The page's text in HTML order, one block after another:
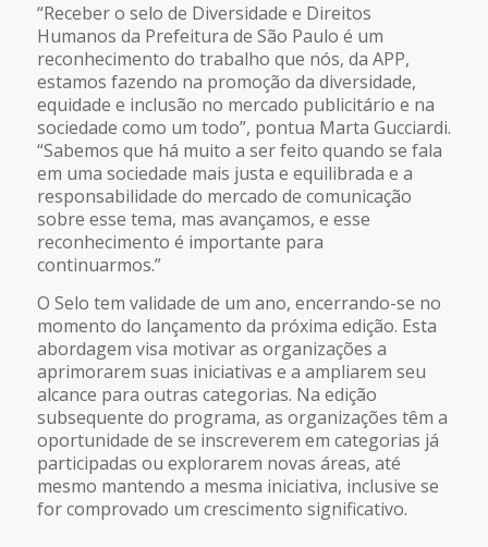
“Receber o selo de Diversidade e Direitos
Humanos da Prefeitura de São Paulo é um
reconhecimento do trabalho que nós, da APP,
estamos fazendo na promoção da diversidade,
equidade e inclusão no mercado publicitário e na
sociedade como um todo”, pontua Marta Gucciardi.
“Sabemos que há muito a ser feito quando se fala
em uma sociedade mais justa e equilibrada e a
responsabilidade do mercado de comunicação
sobre esse tema, mas avançamos, e esse
reconhecimento é importante para
continuarmos.”
O Selo tem validade de um ano, encerrando-se no
momento do lançamento da próxima edição. Esta
abordagem visa motivar as organizações a
aprimorarem suas iniciativas e a ampliarem seu
alcance para outras categorias. Na edição
subsequente do programa, as organizações têm a
oportunidade de se inscreverem em categorias já
participadas ou explorarem novas áreas, até
mesmo mantendo a mesma iniciativa, inclusive se
for comprovado um crescimento significativo.